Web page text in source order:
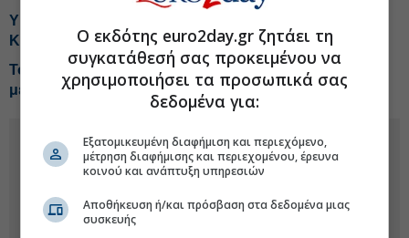
ΥΠΕΞ: Χαιρετίζουμε την ανακοίνωση Γκουτέρες για το
Κυπριακό
Το ΝΑΤΟ βρίσκεται σε «στενή επαφή» με την Πολωνία
μετά την πτώση ρωσικού πυραύλου
Ο εκδότης euro2day.gr ζητάει τη
συγκατάθεσή σας προκειμένου να
χρησιμοποιήσει τα προσωπικά σας
δεδομένα για:
Εξατομικευμένη διαφήμιση και περιεχόμενο,
μέτρηση διαφήμισης και περιεχομένου, έρευνα
κοινού και ανάπτυξη υπηρεσιών
Αποθήκευση ή/και πρόσβαση στα δεδομένα μιας
συσκευής